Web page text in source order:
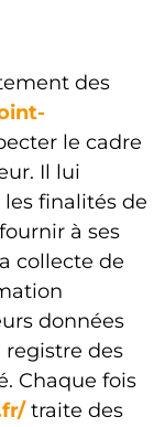
des
le cadre
Il lui
finalités de
à ses
collecte de
données
des
Chaque fois
traite des